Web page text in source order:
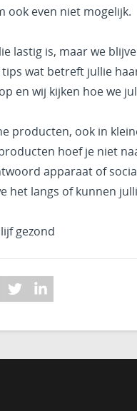
ook even niet mogelijk.
lastig is, maar we
wat betreft jullie
en wij kijken hoe we
producten, ook in
hoef je niet
apparaat of
het langs of kunnen
gezond